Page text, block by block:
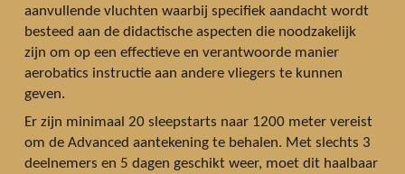
aanvullende vluchten waarbij specifiek aandacht wordt
besteed aan de didactische aspecten die noodzakelijk
zijn om op een effectieve en verantwoorde manier
aerobatics instructie aan andere vliegers te kunnen
geven.
Er zijn minimaal 20 sleepstarts naar 1200 meter vereist
om de Advanced aantekening te behalen. Met slechts 3
deelnemers en 5 dagen geschikt weer, moet dit haalbaar